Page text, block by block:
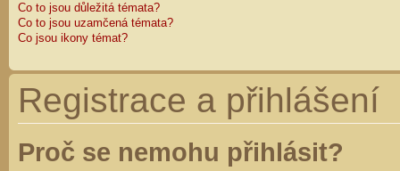
Co to jsou důležitá témata?
Co to jsou uzamčená témata?
Co jsou ikony témat?
Registrace a přihlášení
Proč se nemohu přihlásit?